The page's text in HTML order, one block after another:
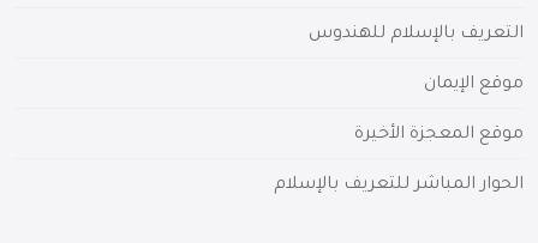
التعريف بالإسلام للهندوس
موقع الإيمان
موقع المعجزة الأخيرة
الحوار المباشر للتعريف بالإسلام